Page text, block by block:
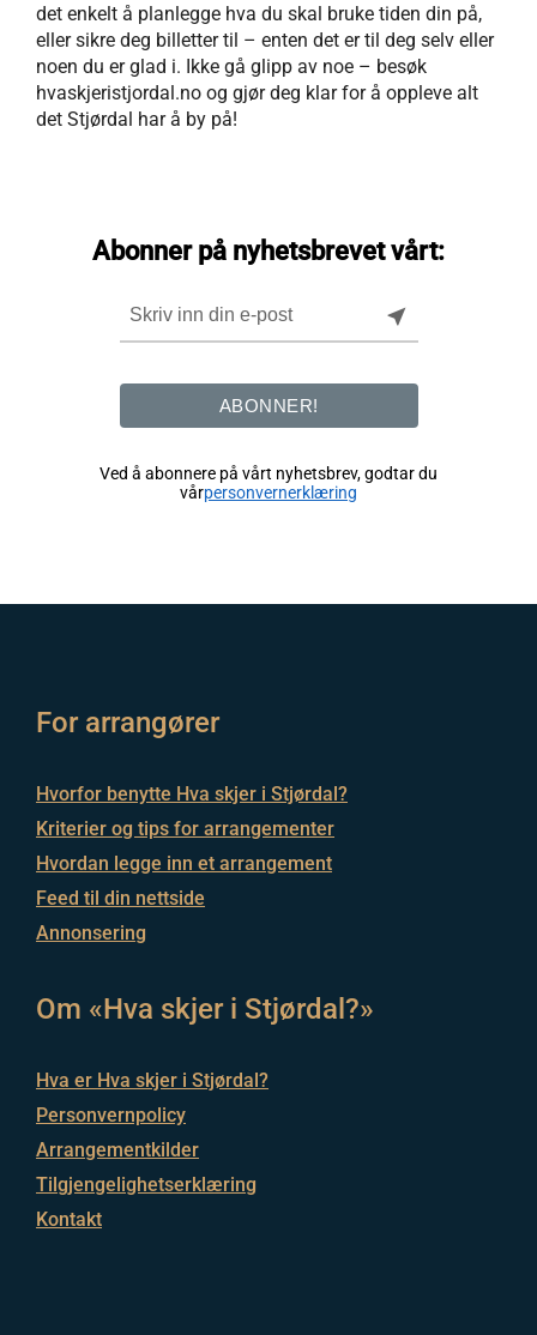
det enkelt å planlegge hva du skal bruke tiden din på,
eller sikre deg billetter til – enten det er til deg selv eller
noen du er glad i. Ikke gå glipp av noe – besøk
hvaskjeristjordal.no og gjør deg klar for å oppleve alt
det Stjørdal har å by på!
Abonner på nyhetsbrevet vårt:
near_me
ABONNER!
Ved å abonnere på vårt nyhetsbrev, godtar du
vårpersonvernerklæring
For arrangører
Hvorfor benytte Hva skjer i Stjørdal?
Kriterier og tips for arrangementer
Hvordan legge inn et arrangement
Feed til din nettside
Annonsering
Om «Hva skjer i Stjørdal?»
Hva er Hva skjer i Stjørdal?
Personvernpolicy
Arrangementkilder
Tilgjengelighetserklæring
Kontakt